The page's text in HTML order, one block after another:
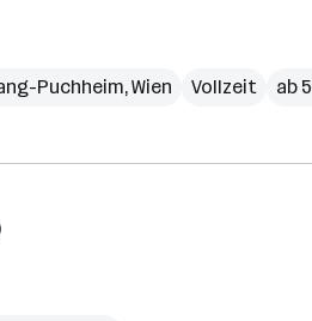
Puchheim,Wien Vollzeit ab